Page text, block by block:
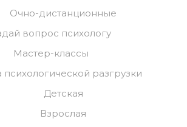
Очно-дистанционные
вопрос психологу
Мастер-классы
психологической разгрузки
Детская
Взрослая